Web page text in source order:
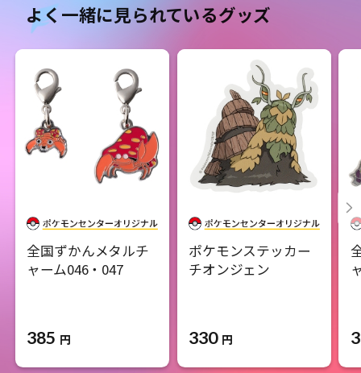
よく一緒に見られているグッズ
全国ずかんメタルチ
ャーム046・047 ​
385 円
ポケモンステッカー
チオンジェン
330 円